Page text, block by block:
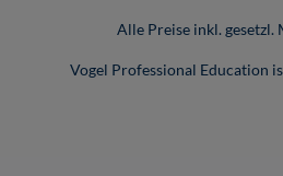
Alle Preise inkl. gesetzl.
Vogel Professional Education